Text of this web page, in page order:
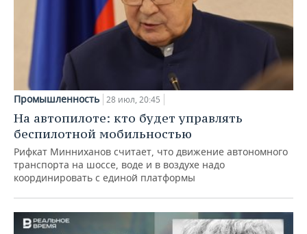
Промышленность 28 июл, 20:45
На автопилоте: кто будет управлять
беспилотной мобильностью
Рифкат Минниханов считает, что движение автономного
транспорта на шоссе, воде и в воздухе надо
координировать с единой платформы